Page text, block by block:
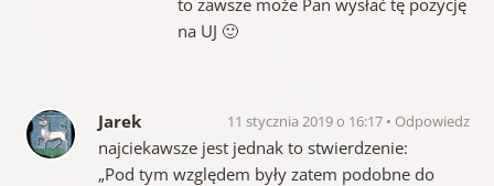
na UJ 🙂
Jarek 11 stycznia 2019 o 16:17 Odpowiedz
najciekawsze jest jednak to stwierdzenie:
„Pod tym względem były zatem podobne do